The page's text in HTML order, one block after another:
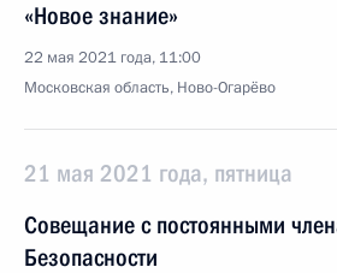
«Новое знание»
22 мая 2021 года, 11:00
Московская область, Ново-Огарёво
21 мая 2021 года, пятница
Совещание с постоянными
Безопасности